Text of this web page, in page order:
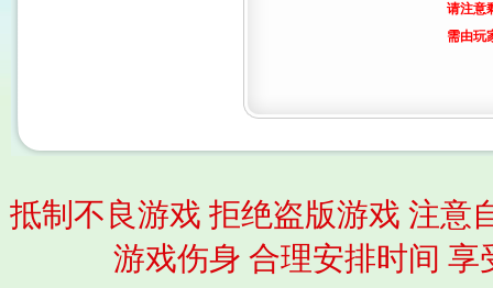
请注意
需由玩
抵制不良游戏 拒绝盗版游戏 注意
游戏伤身 合理安排时间